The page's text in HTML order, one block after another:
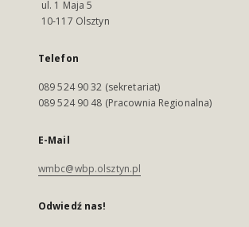
ul. 1 Maja 5
10-117 Olsztyn
Telefon
089 524 90 32 (sekretariat)
089 524 90 48 (Pracownia Regionalna)
E-Mail
wmbc@wbp.olsztyn.pl
Odwiedź nas!